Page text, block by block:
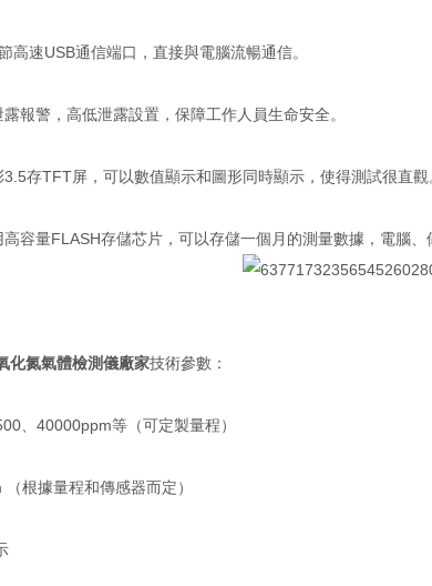
高速USB通信端口，直接與電腦流暢通信。
報警，高低泄露設置，保障工作人員生命安全。
存TFT屏，可以數值顯示和圖形同時顯示，使得測試很直觀
容量FLASH存儲芯片，可以存儲一個月的測量數據，電腦
化氮氣體檢測儀廠家技術參數：
、40000ppm等（可定製量程）
根據量程和傳感器而定）